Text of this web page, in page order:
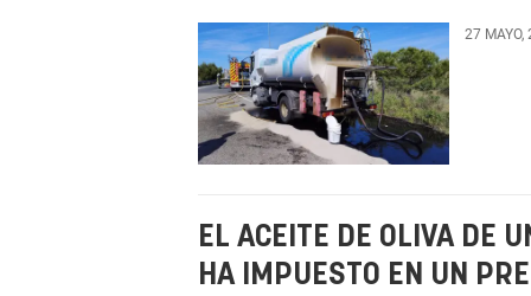
27
EL ACEITE DE OLIVA DE
HA IMPUESTO EN UN